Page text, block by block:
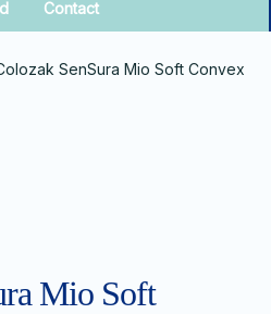
Contact
SenSura Mio Soft Convex 1-
Mio Soft